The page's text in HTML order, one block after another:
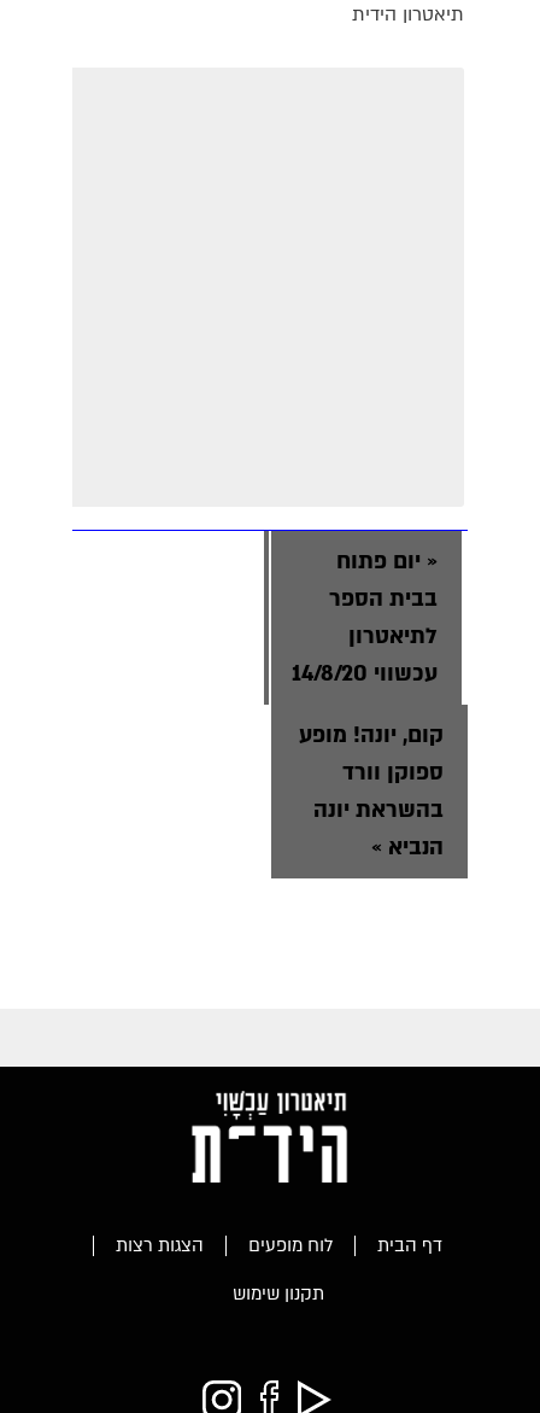
תיאטרון הידית
« יום פתוח
בבית הספר
לתיאטרון
עכשווי 14/8/20
קום, יונה! מופע
ספוקן וורד
בהשראת יונה
הנביא »
דף הבית לוח מופעים
הצגות רצות
תקנון שימוש